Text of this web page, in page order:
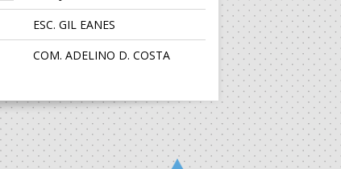
ESC. GIL EANES
COM. ADELINO D. COSTA
CENTRO DESPORTIVO JUVE
LIS